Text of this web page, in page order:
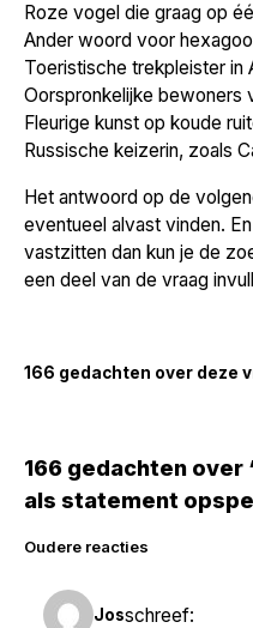
Roze vogel die graag op
Ander woord voor
Toeristische trekpleister in
Oorspronkelijke bewoners
Fleurige kunst op koude
Russische keizerin, zoals
Het antwoord op de
eventueel alvast vinden.
vastzitten dan kun je de
een deel van de vraag
166 gedachten over deze
166 gedachten over
als statement
Reacties
navigatie
Oudere reacties
Josschreef: